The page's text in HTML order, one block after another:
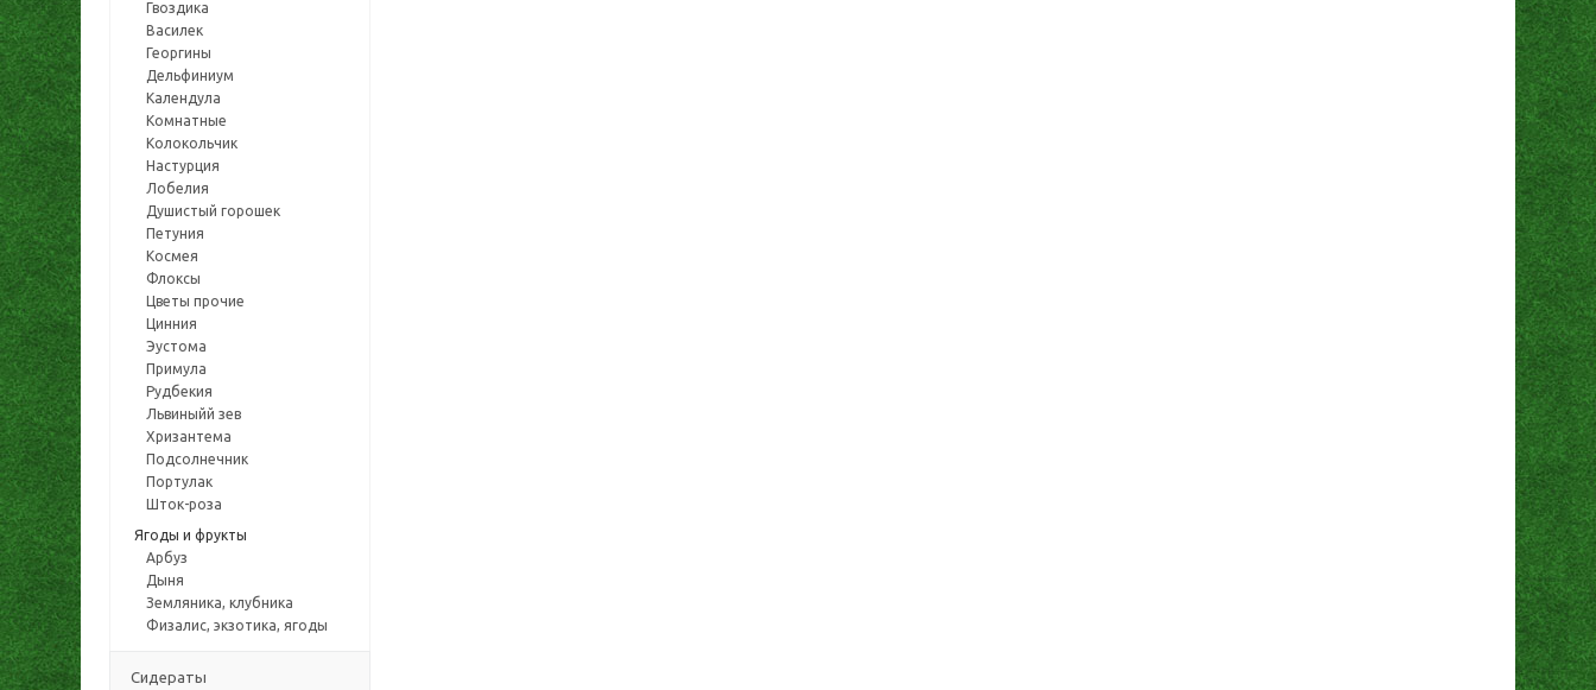
Гвоздика
Василек
Георгины
Дельфиниум
Календула
Комнатные
Колокольчик
Настурция
Лобелия
Душистый горошек
Петуния
Космея
Флоксы
Цветы прочие
Цинния
Эустома
Примула
Рудбекия
Львиныйй зев
Хризантема
Подсолнечник
Портулак
Шток-роза
Ягоды и фрукты
Арбуз
Дыня
Земляника, клубника
Физалис, экзотика, ягоды
Сидераты